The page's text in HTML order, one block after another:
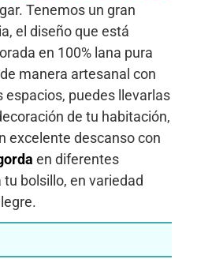
Tenemos un gran
el diseño que está
en 100% lana pura
manera artesanal con
espacios, puedes llevarlas
de tu habitación,
excelente descanso con
en diferentes
bolsillo, en variedad